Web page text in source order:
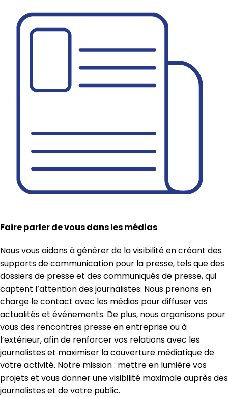
Faire parler de vous dans les médias
Nous vous aidons à générer de la visibilité en créant des
supports de communication pour la presse, tels que des
dossiers de presse et des communiqués de presse, qui
captent l’attention des journalistes. Nous prenons en
charge le contact avec les médias pour diffuser vos
actualités et événements. De plus, nous organisons pour
vous des rencontres presse en entreprise ou à
l’extérieur, afin de renforcer vos relations avec les
journalistes et maximiser la couverture médiatique de
votre activité. Notre mission : mettre en lumière vos
projets et vous donner une visibilité maximale auprès des
journalistes et de votre public.